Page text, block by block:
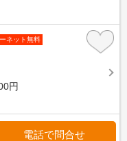
ネット無料
円
電話で問合せ